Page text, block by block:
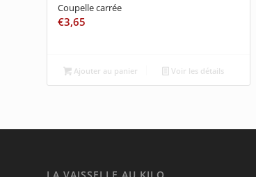
Coupelle carrée
€3,65
Ajouter au panier Voir les détails